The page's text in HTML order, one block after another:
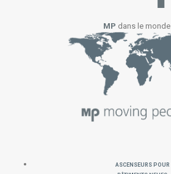
MP dans le monde
Ascenseurs pour